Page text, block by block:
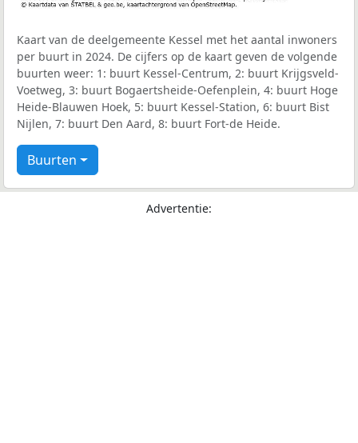
Kaart van de deelgemeente Kessel met het aantal inwoners
per buurt in 2024. De cijfers op de kaart geven de volgende
buurten weer: 1: buurt Kessel-Centrum, 2: buurt Krijgsveld-
Voetweg, 3: buurt Bogaertsheide-Oefenplein, 4: buurt Hoge
Heide-Blauwen Hoek, 5: buurt Kessel-Station, 6: buurt Bist
Nijlen, 7: buurt Den Aard, 8: buurt Fort-de Heide.
Buurten
Advertentie: